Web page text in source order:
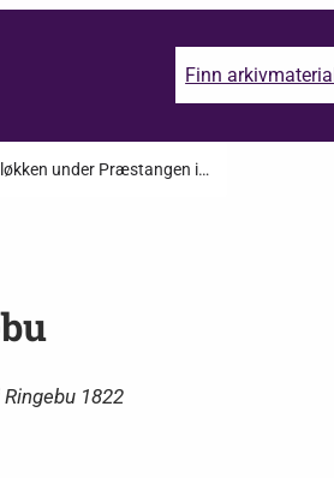
Finn
under Præstangen i…
1822